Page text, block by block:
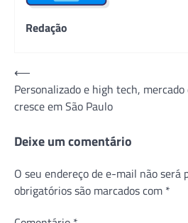
Redação
Navegação
de
Post
⟵
Personalizado e high tech,
cresce em São Paulo
Deixe um comentário
O seu endereço de e-mail não será
obrigatórios são marcados com *